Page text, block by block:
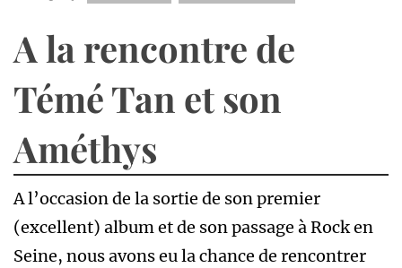
A la rencontre de
Témé Tan et son
Améthys
A l’occasion de la sortie de son premier
(excellent) album et de son passage à Rock en
Seine, nous avons eu la chance de rencontrer